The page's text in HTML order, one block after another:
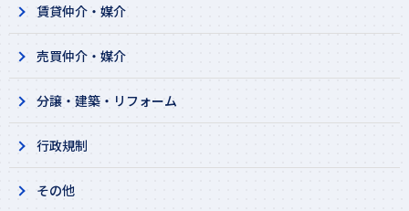
賃貸仲介・媒介
売買仲介・媒介
分譲・建築・リフォーム
行政規制
その他